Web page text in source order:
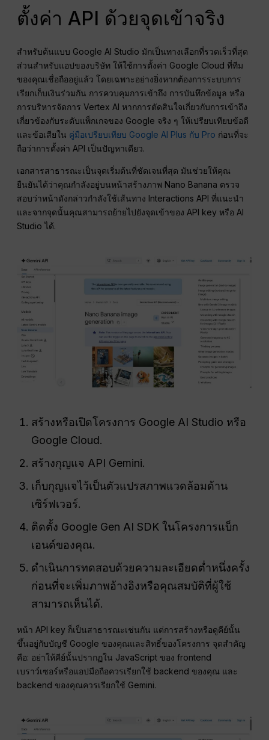
ตั้งค่า API ด้วยจุดเข้าจริง
สำหรับต้นแบบ Google AI Studio มักเป็นทางเลือกที่รวดเร็วที่สุด
ส่วนสำหรับแอปของบริษัท ให้ใช้การตั้งค่า Google Cloud ที่ทีม
ของคุณเชื่อถืออยู่แล้ว โดยเฉพาะอย่างยิ่งหากต้องการระบบการ
เรียกเก็บเงินร่วมกัน การควบคุมการเข้าถึง การบันทึกข้อมูล หรือ
การบริหารจัดการ Vertex AI หากการตัดสินใจเกี่ยวกับการเข้าถึง
เกี่ยวข้องกับระดับแพ็กเกจของ Google จริง ๆ ให้เปรียบเทียบข้อดี
และข้อเสียใน คู่มือเปรียบเทียบ Google AI Plus กับ Pro ก่อนที่จะ
ถือว่าการตั้งค่า API เป็นปัญหาเดียว.
เอกสารสาธารณะเป็นจุดเริ่มต้นที่ชัดเจนที่สุด มันช่วยให้คุณ
ยืนยันได้ว่าคุณกำลังอยู่บนหน้าสร้างภาพ Nano Banana ตรวจ
สอบว่าหน้าดังกล่าวกำลังใช้เส้นทาง Interactions API ที่แนะนำ
และจากจุดนั้นคุณสามารถย้ายไปยังจุดเข้าของ API key หรือ AI
Studio ได้.
สร้างหรือเปิดโครงการ Google AI Studio หรือ
Google Cloud.
สร้างกุญแจ API Gemini.
เก็บกุญแจไว้เป็นตัวแปรสภาพแวดล้อมด้าน
เซิร์ฟเวอร์.
ติดตั้ง Google Gen AI SDK ในโครงการแบ็ก
เอนด์ของคุณ.
ดำเนินการทดสอบด้วยความละเอียดต่ำหนึ่งครั้ง
ก่อนที่จะเพิ่มภาพอ้างอิงหรือคุณสมบัติที่ผู้ใช้
สามารถเห็นได้.
หน้า API key ก็เป็นสาธารณะเช่นกัน แต่การสร้างหรือดูคีย์นั้น
ขึ้นอยู่กับบัญชี Google ของคุณและสิทธิ์ของโครงการ จุดสำคัญ
คือ: อย่าให้คีย์นั้นปรากฏใน JavaScript ของ frontend
เบราว์เซอร์หรือแอปมือถือควรเรียกใช้ backend ของคุณ และ
backend ของคุณควรเรียกใช้ Gemini.